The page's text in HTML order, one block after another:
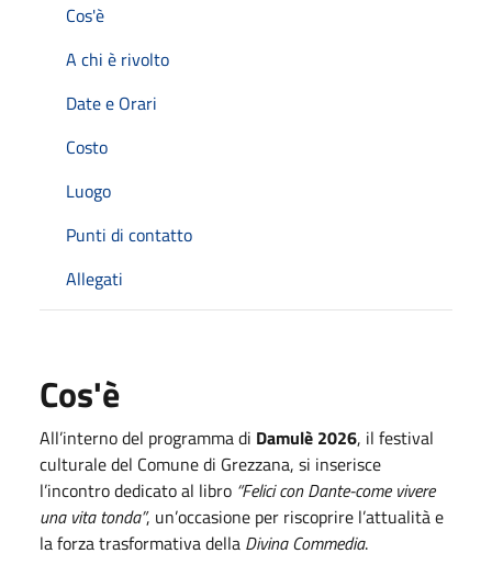
Cos'è
A chi è rivolto
Date e Orari
Costo
Luogo
Punti di contatto
Allegati
Cos'è
All’interno del programma di Damulè 2026, il festival
culturale del Comune di Grezzana, si inserisce
l’incontro dedicato al libro “Felici con Dante-come vivere
una vita tonda”, un’occasione per riscoprire l’attualità e
la forza trasformativa della Divina Commedia.